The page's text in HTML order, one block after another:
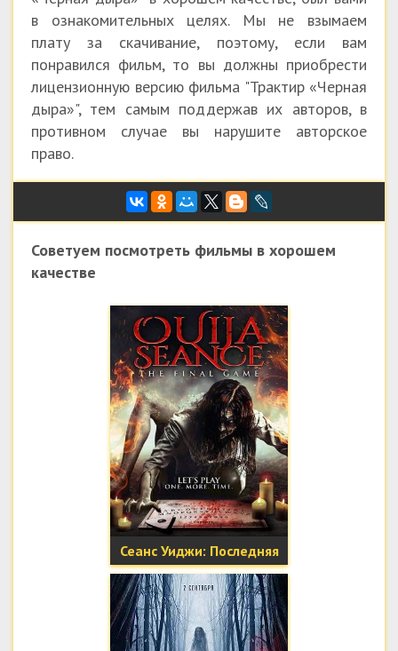
в ознакомительных целях. Мы не взымаем
плату за скачивание, поэтому, если вам
понравился фильм, то вы должны приобрести
лицензионную версию фильма "Трактир «Черная
дыра»", тем самым поддержав их авторов, в
противном случае вы нарушите авторское
право.
Советуем посмотреть фильмы в хорошем
качестве
Сеанс Уиджи: Последняя
игра